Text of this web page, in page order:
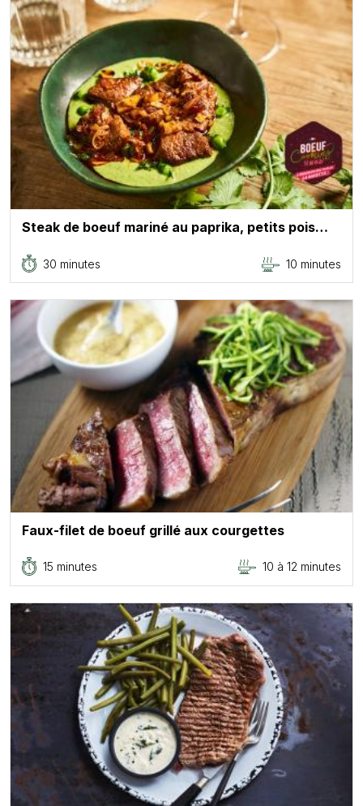
Steak de boeuf mariné au paprika, petits pois…
30 minutes 10 minutes
Faux-filet de boeuf grillé aux courgettes
15 minutes 10 à 12 minutes